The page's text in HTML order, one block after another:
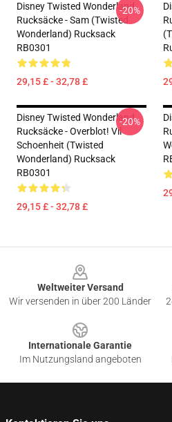
Disney Twisted Wonderland
Rucksäcke - Sam (Twisted
Wonderland) Rucksack
RB0301
29,15 £ - 32,78 £
-20%
Disney Twisted Wonderland
Rucksäcke - Overblot! Vil
Schoenheit (Twisted
Wonderland) Rucksack
RB0301
29,15 £ - 32,78 £
-20%
Weltweiter Versand
Wir versenden in über 200 Länder
Internationale Garantie
Im Nutzungsland angeboten